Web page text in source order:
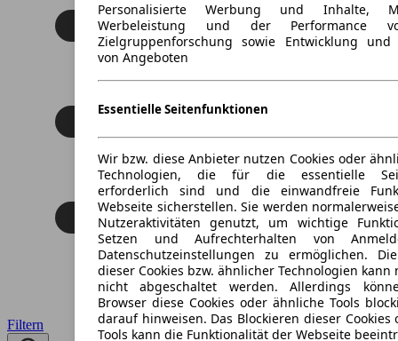
Personalisierte Werbung und Inhalte,
Werbeleistung und der Performance
Zielgruppenforschung sowie Entwicklung und
von Angeboten
Essentielle Seitenfunktionen
Wir bzw. diese Anbieter nutzen Cookies oder
Technologien, die für die essentielle
erforderlich sind und die einwandfreie
Webseite sicherstellen. Sie werden
Nutzeraktivitäten genutzt, um wichtige
Setzen und Aufrechterhalten von
Datenschutzeinstellungen zu ermöglichen.
dieser Cookies bzw. ähnlicher Technologien kann
nicht abgeschaltet werden. Allerdings
Browser diese Cookies oder ähnliche Tools
darauf hinweisen. Das Blockieren dieser
Tools kann die Funktionalität der Webseite
Filtern